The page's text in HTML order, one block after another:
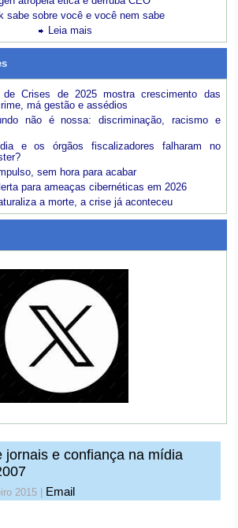
sabe sobre você e você nem sabe
Leia mais
de Crises de 2025 mostra crescimento das
má gestão e assédios
não é nossa: discriminação, racismo e
e os órgãos fiscalizadores falharam no
sem hora para acabar
para ameaças cibernéticas em 2026
a morte, a crise já aconteceu
jornais e confiança na mídia
2015 Email